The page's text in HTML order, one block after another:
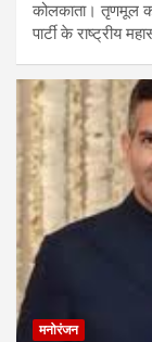
कोलकाता। तृणमूल
पार्टी के राष्ट्रीय
मनोरंजन